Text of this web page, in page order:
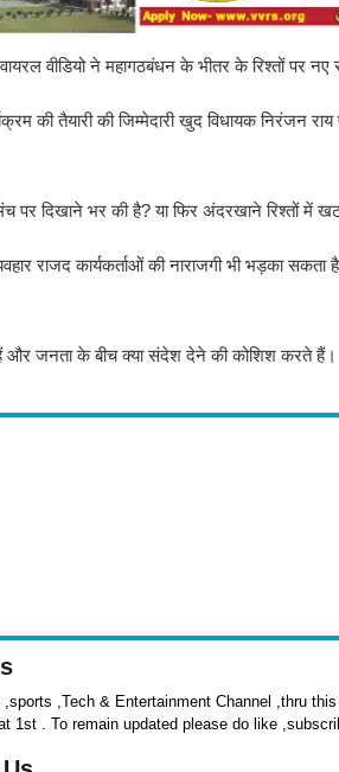
वीडियो ने महागठबंधन के भीतर के रिश्तों पर
की तैयारी की जिम्मेदारी खुद विधायक निरंजन
पर दिखाने भर की है? या फिर अंदरखाने रिश्तों में
राजद कार्यकर्ताओं की नाराजगी भी भड़का
और जनता के बीच क्या संदेश देने की कोशिश करते हैं।
,sports ,Tech & Entertainment Channel ,thru
1st . To remain updated please do like